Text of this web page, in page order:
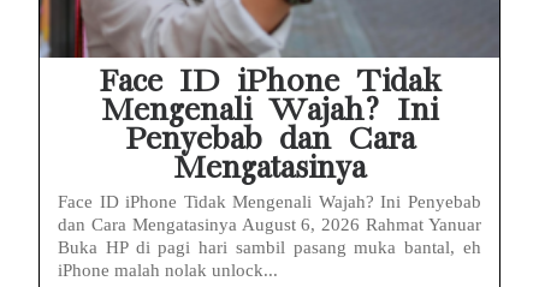
Face ID iPhone Tidak
Mengenali Wajah? Ini
Penyebab dan Cara
Mengatasinya
Face ID iPhone Tidak Mengenali Wajah? Ini Penyebab
dan Cara Mengatasinya August 6, 2026 Rahmat Yanuar
Buka HP di pagi hari sambil pasang muka bantal, eh
iPhone malah nolak unlock...